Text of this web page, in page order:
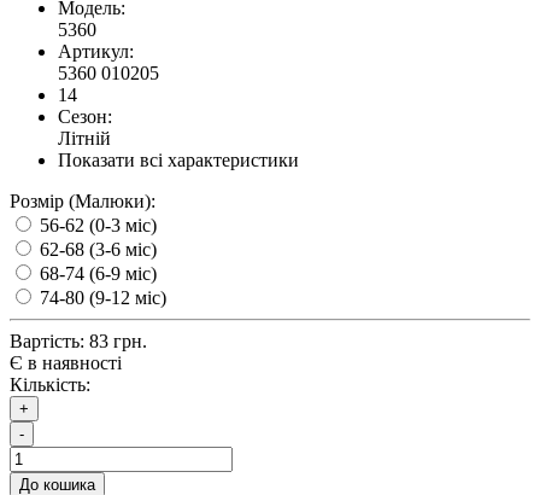
Модель:
5360
Артикул:
5360 010205
14
Сезон:
Літній
Показати всі характеристики
Розмір (Малюки):
56-62 (0-3 міс)
62-68 (3-6 міс)
68-74 (6-9 міс)
74-80 (9-12 міс)
Вартість: 83 грн.
Є в наявності
Кількість:
+
-
До кошика